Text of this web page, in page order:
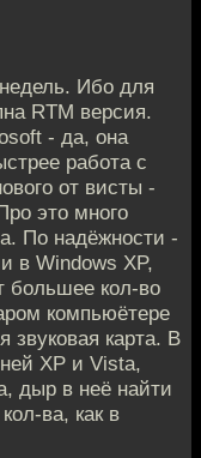
Ибо для
RTM версия.
- да, она
работа с
от висты -
это много
По надёжности -
в Windows XP,
большее кол-во
компьюётере
звуковая карта. В
XP и Vista,
дыр в неё найти
ва, как в